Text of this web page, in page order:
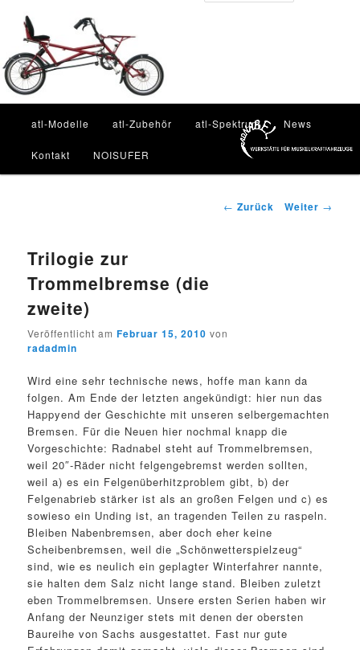
Inhalt
wechseln
atl-Modelle atl-Zubehör atl-Spektrum News
Kontakt NOISUFER
Beitragsnavigation
← Zurück Weiter →
Trilogie zur
Trommelbremse (die
zweite)
Veröffentlicht amFebruar 15, 2010 von
radadmin
Wird eine sehr technische news, hoffe man kann da
folgen. Am Ende der letzten angekündigt: hier nun das
Happyend der Geschichte mit unseren selbergemachten
Bremsen. Für die Neuen hier nochmal knapp die
Vorgeschichte: Radnabel steht auf Trommelbremsen,
weil 20″-Räder nicht felgengebremst werden sollten,
weil a) es ein Felgenüberhitzproblem gibt, b) der
Felgenabrieb stärker ist als an großen Felgen und c) es
sowieso ein Unding ist, an tragenden Teilen zu raspeln.
Bleiben Nabenbremsen, aber doch eher keine
Scheibenbremsen, weil die „Schönwetterspielzeug“
sind, wie es neulich ein geplagter Winterfahrer nannte,
sie halten dem Salz nicht lange stand. Bleiben zuletzt
eben Trommelbremsen. Unsere ersten Serien haben wir
Anfang der Neunziger stets mit denen der obersten
Baureihe von Sachs ausgestattet. Fast nur gute